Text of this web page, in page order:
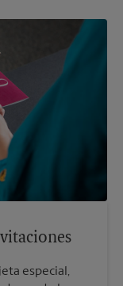
especial,